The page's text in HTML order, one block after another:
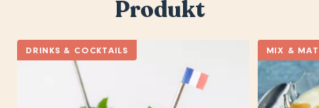
Produkt
DRINKS & COCKTAILS MIX &